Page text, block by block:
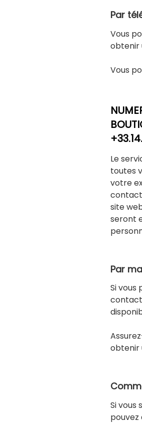
Par
Vous
obtenir
Vous
Le
toutes
votre
site
seront
Par
Si vous
obtenir
Si vous
pouvez